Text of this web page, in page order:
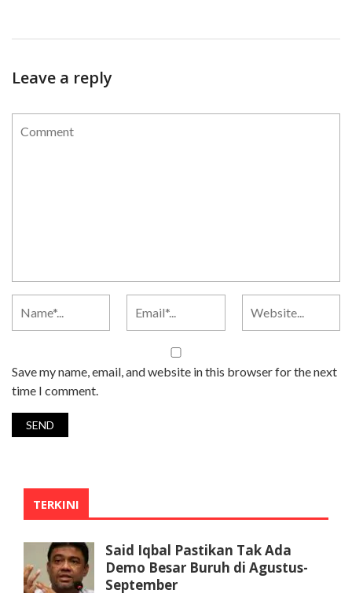
Leave a reply
Save my name, email, and website in this browser for the next
time I comment.
TERKINI
Said Iqbal Pastikan Tak Ada
Demo Besar Buruh di Agustus-
September